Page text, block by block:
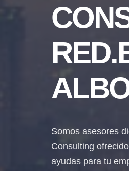
Somos asesores
Consulting
ayudas para tu